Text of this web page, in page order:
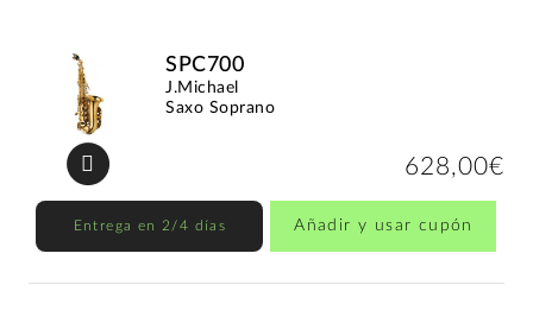
SPC700
J.Michael
Saxo Soprano
628,00€
Entrega en 2/4 días Añadir y usar cupón